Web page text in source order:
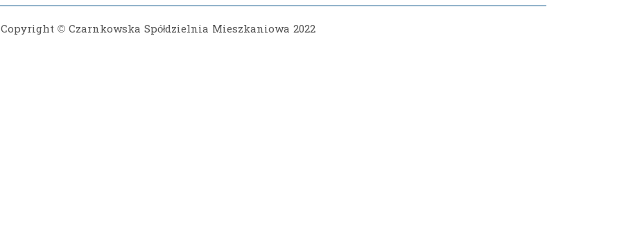
Copyright © Czarnkowska Spółdzielnia Mieszkaniowa 2022